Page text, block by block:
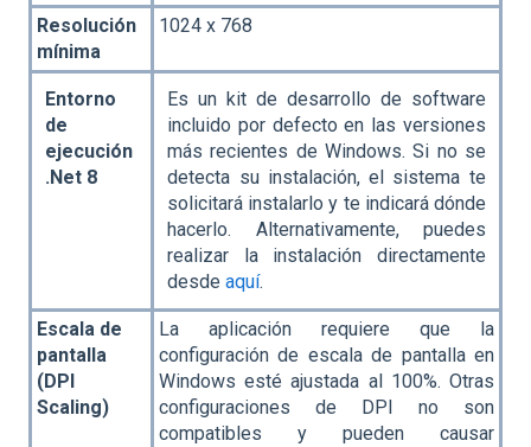
Resolución
mínima
1024 x 768
Entorno
de
ejecución
.Net 8
Es un kit de desarrollo de software
incluido por defecto en las versiones
más recientes de Windows. Si no se
detecta su instalación, el sistema te
solicitará instalarlo y te indicará dónde
hacerlo. Alternativamente, puedes
realizar la instalación directamente
desdeaquí.
Escala de
pantalla
(DPI
Scaling)
La aplicación requiere que la
configuración de escala de pantalla en
Windows esté ajustada al 100%. Otras
configuraciones de DPI no son
compatibles y pueden causar